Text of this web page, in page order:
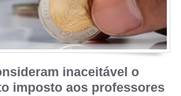
inaceitável o
imposto aos professores